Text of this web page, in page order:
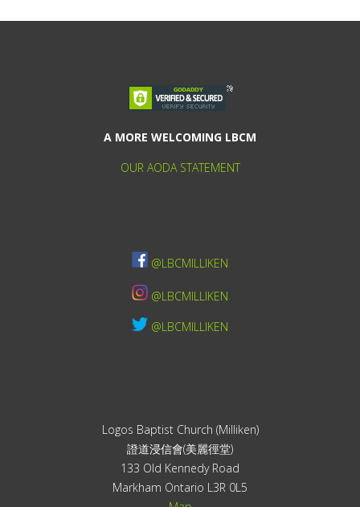
Logos Baptist Church (Milliken)
證道浸信會(美麗徑堂)
133 Old Kennedy Road
Markham Ontario L3R 0L5
A MORE WELCOMING LBCM
OUR AODA STATEMENT
@LBCMILLIKEN
@LBCMILLIKEN
@LBCMILLIKEN